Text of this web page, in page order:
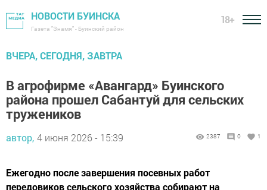
НОВОСТИ БУИНСКА
Газета "Знамя" - Буинский район
18+
ВЧЕРА, СЕГОДНЯ, ЗАВТРА
В агрофирме «Авангард» Буинского
района прошел Сабантуй для сельских
тружеников
автор, 4 июня 2026 - 15:39 2387 0 1
Ежегодно после завершения посевных работ
передовиков сельского хозяйства собирают на